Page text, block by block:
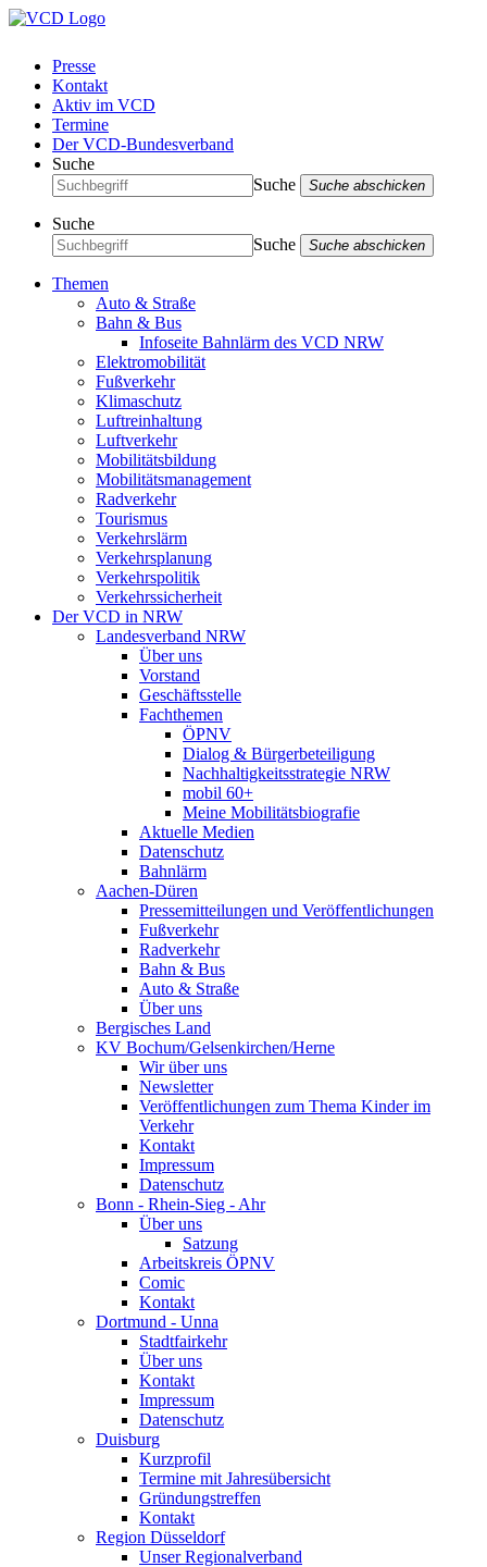
Presse
Kontakt
Aktiv im VCD
Termine
Der VCD-Bundesverband
Suche
Suche
Suche abschicken
Suche
Suche
Suche abschicken
Themen
Auto & Straße
Bahn & Bus
Infoseite Bahnlärm des VCD NRW
Elektromobilität
Fußverkehr
Klimaschutz
Luftreinhaltung
Luftverkehr
Mobilitätsbildung
Mobilitätsmanagement
Radverkehr
Tourismus
Verkehrslärm
Verkehrsplanung
Verkehrspolitik
Verkehrssicherheit
Der VCD in NRW
Landesverband NRW
Über uns
Vorstand
Geschäftsstelle
Fachthemen
ÖPNV
Dialog & Bürgerbeteiligung
Nachhaltigkeitsstrategie NRW
mobil 60+
Meine Mobilitätsbiografie
Aktuelle Medien
Datenschutz
Bahnlärm
Aachen-Düren
Pressemitteilungen und Veröffentlichungen
Fußverkehr
Radverkehr
Bahn & Bus
Auto & Straße
Über uns
Bergisches Land
KV Bochum/Gelsenkirchen/Herne
Wir über uns
Newsletter
Veröffentlichungen zum Thema Kinder im
Verkehr
Kontakt
Impressum
Datenschutz
Bonn - Rhein-Sieg - Ahr
Über uns
Satzung
Arbeitskreis ÖPNV
Comic
Kontakt
Dortmund - Unna
Stadtfairkehr
Über uns
Kontakt
Impressum
Datenschutz
Duisburg
Kurzprofil
Termine mit Jahresübersicht
Gründungstreffen
Kontakt
Region Düsseldorf
Unser Regionalverband